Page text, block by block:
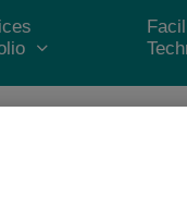
visita